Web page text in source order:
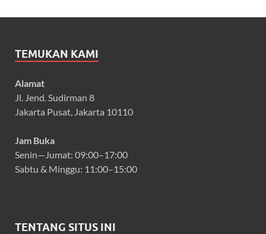
TEMUKAN KAMI
Alamat
Jl. Jend. Sudirman 8
Jakarta Pusat, Jakarta 10110
Jam Buka
Senin—Jumat: 09:00–17:00
Sabtu & Minggu: 11:00–15:00
TENTANG SITUS INI